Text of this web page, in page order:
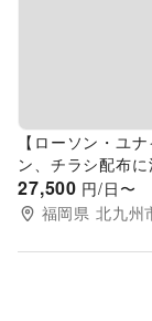
【ローソン・ユ
ン、チラシ配布
27,500 円/日〜
福岡県 北九州